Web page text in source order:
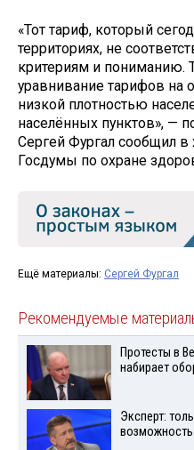
«Тот тариф, который
территориях, не
критериям и пониманию.
уравнивание тарифов на
низкой плотностью
населённых пунктов», —
Сергей Фургал сообщил в
Госдумы по охране
Ещё материалы: Сергей Фургал
Рекомендуемые
Протесты в
набирает
Эксперт: